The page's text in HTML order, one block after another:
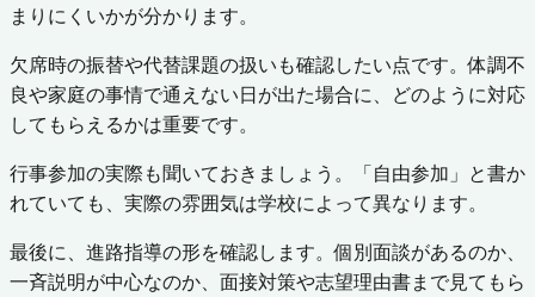
まりにくいかが分かります。
欠席時の振替や代替課題の扱いも確認したい点です。体調不
良や家庭の事情で通えない日が出た場合に、どのように対応
してもらえるかは重要です。
行事参加の実際も聞いておきましょう。「自由参加」と書か
れていても、実際の雰囲気は学校によって異なります。
最後に、進路指導の形を確認します。個別面談があるのか、
一斉説明が中心なのか、面接対策や志望理由書まで見てもら